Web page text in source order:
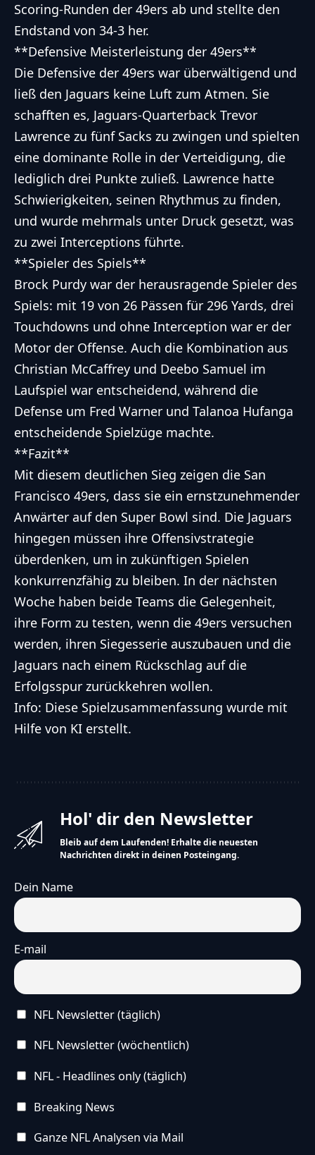
Scoring-Runden der 49ers ab und stellte den
Endstand von 34-3 her.
**Defensive Meisterleistung der 49ers**
Die Defensive der 49ers war überwältigend und
ließ den Jaguars keine Luft zum Atmen. Sie
schafften es, Jaguars-Quarterback Trevor
Lawrence zu fünf Sacks zu zwingen und spielten
eine dominante Rolle in der Verteidigung, die
lediglich drei Punkte zuließ. Lawrence hatte
Schwierigkeiten, seinen Rhythmus zu finden,
und wurde mehrmals unter Druck gesetzt, was
zu zwei Interceptions führte.
**Spieler des Spiels**
Brock Purdy war der herausragende Spieler des
Spiels: mit 19 von 26 Pässen für 296 Yards, drei
Touchdowns und ohne Interception war er der
Motor der Offense. Auch die Kombination aus
Christian McCaffrey und Deebo Samuel im
Laufspiel war entscheidend, während die
Defense um Fred Warner und Talanoa Hufanga
entscheidende Spielzüge machte.
**Fazit**
Mit diesem deutlichen Sieg zeigen die San
Francisco 49ers, dass sie ein ernstzunehmender
Anwärter auf den Super Bowl sind. Die Jaguars
hingegen müssen ihre Offensivstrategie
überdenken, um in zukünftigen Spielen
konkurrenzfähig zu bleiben. In der nächsten
Woche haben beide Teams die Gelegenheit,
ihre Form zu testen, wenn die 49ers versuchen
werden, ihren Siegesserie auszubauen und die
Jaguars nach einem Rückschlag auf die
Erfolgsspur zurückkehren wollen.
Info: Diese Spielzusammenfassung wurde mit
Hilfe von KI erstellt.
Hol' dir den Newsletter
Bleib auf dem Laufenden! Erhalte die neuesten
Nachrichten direkt in deinen Posteingang.
Dein Name
E-mail
NFL Newsletter (täglich)
NFL Newsletter (wöchentlich)
NFL - Headlines only (täglich)
Breaking News
Ganze NFL Analysen via Mail